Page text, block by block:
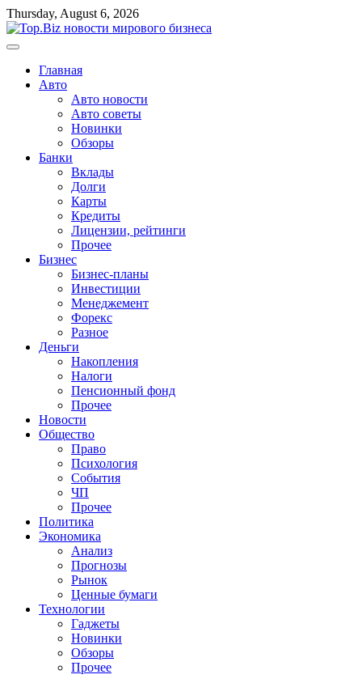
Перейти
к
содержимому
Thursday, August 6, 2026
Главная
Авто
Авто новости
Авто советы
Новинки
Обзоры
Банки
Вклады
Долги
Карты
Кредиты
Лицензии, рейтинги
Прочее
Бизнес
Бизнес-планы
Инвестиции
Менеджемент
Форекс
Разное
Деньги
Накопления
Налоги
Пенсионный фонд
Прочее
Новости
Общество
Право
Психология
События
ЧП
Прочее
Политика
Экономика
Анализ
Прогнозы
Рынок
Ценные бумаги
Технологии
Гаджеты
Новинки
Обзоры
Прочее